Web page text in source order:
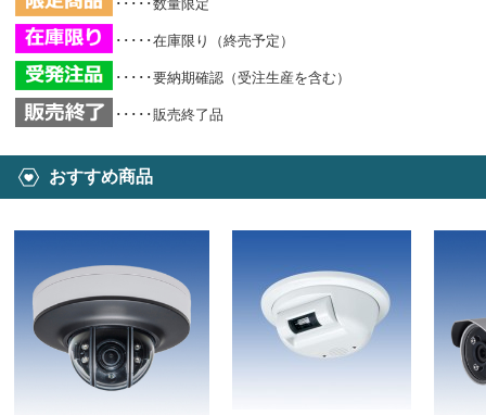
･････数量限定
･････在庫限り（終売予定）
･････要納期確認（受注生産を含む）
･････販売終了品
おすすめ商品